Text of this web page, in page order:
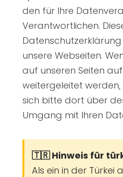
den für Ihre
Verantwortlichen.
unsere Webseiten.
auf unseren Seiten
weitergeleitet werden,
sich bitte dort über
Umgang mit Ihren
🇹🇷 Hinweis für
Als ein in der Türkei